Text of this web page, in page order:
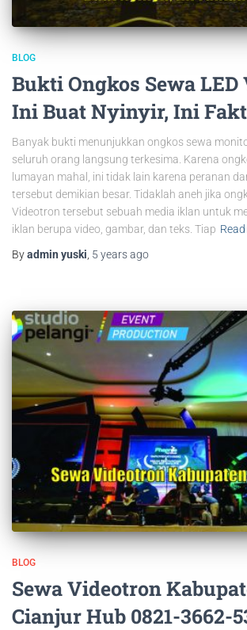
BLOG
Bukti Ongkos Sewa
Ini Buat Nyinyir, Ini
Banyak bukti menunjukkan ongkos sewa
seluruh orang langsung terkesima. Karena
lumayan mahal, ini tidak lain karena peranan
tersebut demikian besar. Tidaklah aneh jika
Videotron tersebut sebuah media iklan untuk
iklan berupa video, gambar, dan teks. Tiap
Byadmin yuski, 5 yearsago
BLOG
Sewa Videotron
Cianjur Hub 0821-3662-